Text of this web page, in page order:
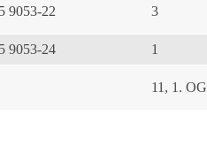
9053-22 3
9053-24 1
11, 1. OG